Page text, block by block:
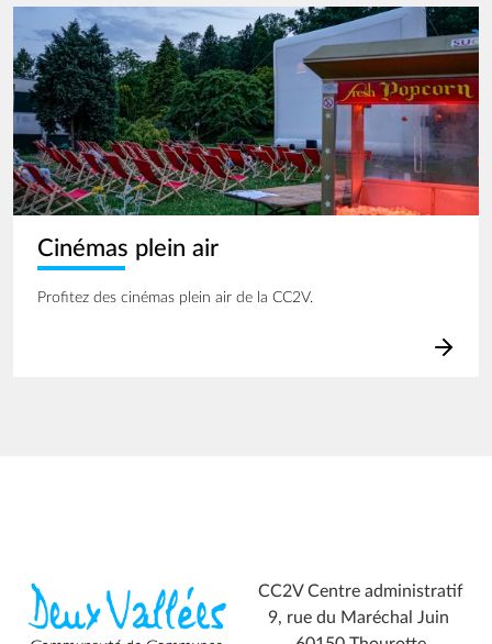
Cinémas plein air
Profitez des cinémas plein air de la CC2V.
CC2V Centre administratif
9, rue du Maréchal Juin